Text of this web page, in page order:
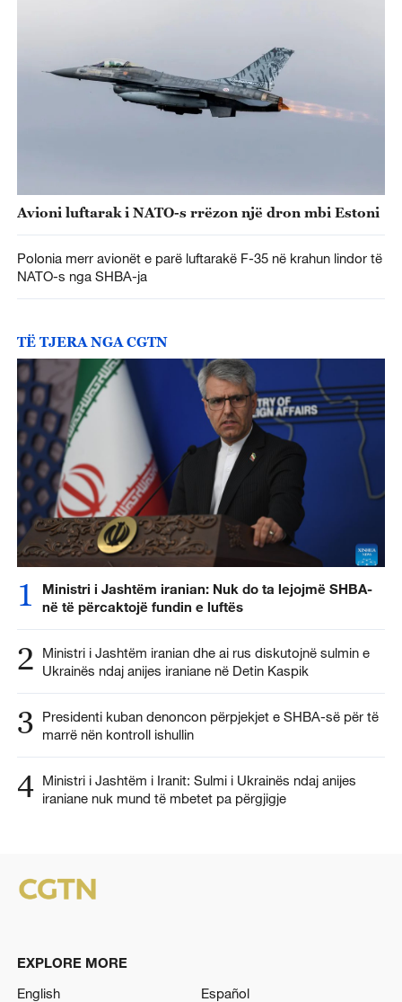
Avioni luftarak i NATO-s rrëzon një dron mbi Estoni
Polonia merr avionët e parë luftarakë F-35 në krahun lindor të
NATO-s nga SHBA-ja
TË TJERA NGA CGTN
1
Ministri i Jashtëm iranian: Nuk do ta lejojmë SHBA-
në të përcaktojë fundin e luftës
2
Ministri i Jashtëm iranian dhe ai rus diskutojnë sulmin e
Ukrainës ndaj anijes iraniane në Detin Kaspik
3
Presidenti kuban denoncon përpjekjet e SHBA-së për të
marrë nën kontroll ishullin
4 Ministri i Jashtëm i Iranit: Sulmi i Ukrainës ndaj anijes
iraniane nuk mund të mbetet pa përgjigje
EXPLORE MORE
English
Español